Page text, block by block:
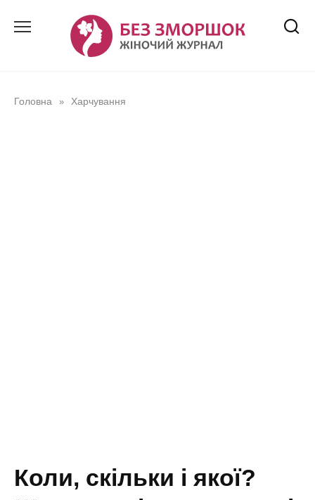
Головна » Харчування
Коли, скільки і якої?